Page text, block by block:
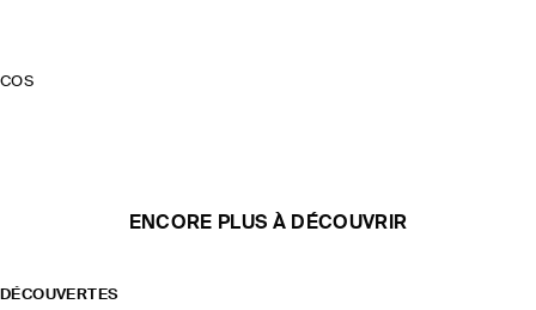
COS
ENCORE PLUS À DÉCOUVRIR
DÉCOUVERTES